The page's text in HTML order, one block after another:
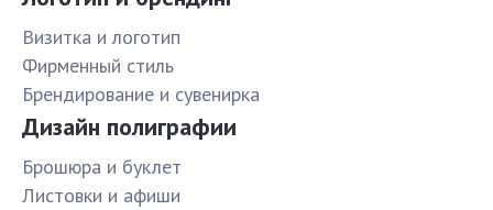
Визитка и логотип
Фирменный стиль
Брендирование и сувенирка
Дизайн полиграфии
Брошюра и буклет
Листовки и афиши